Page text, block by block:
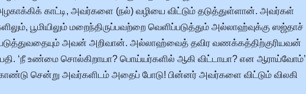
காட்டி, அவர்களை (நல்) வழியை விட்டும் தடுத்துள்ளான். அவர்கள்
பூமியிலும் மறைந்திருப்பவற்றை வெளிப்படுத்தும் அல்லாஹ்வுக்கு ஸஜ்தாச்
அவன் அறிவான். அல்லாஹ்வைத் தவிர வணக்கத்திற்குரியவன்
‘நீ உண்மை சொல்கிறாயா? பொய்யர்களில் ஆகி விட்டாயா? என ஆராய்வோம்’
சென்று அவர்களிடம் அதைப் போடு! பின்னர் அவர்களை விட்டும் விலகி